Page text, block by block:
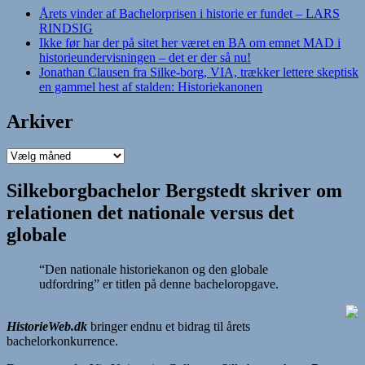
Årets vinder af Bachelorprisen i historie er fundet – LARS
RINDSIG
Ikke før har der på sitet her været en BA om emnet MAD i
historieundervisningen – det er der så nu!
Jonathan Clausen fra Silke-borg, VIA, trækker lettere skeptisk
en gammel hest af stalden: Historiekanonen
Arkiver
Arkiver
Silkeborgbachelor Bergstedt skriver om
relationen det nationale versus det
globale
“Den nationale historiekanon og den globale
udfordring” er titlen på denne bacheloropgave.
HistorieWeb.dk bringer endnu et bidrag til årets
bachelorkonkurrence.